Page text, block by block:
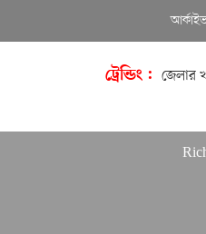
ট্রেন্ডিং : জেলার
Richard